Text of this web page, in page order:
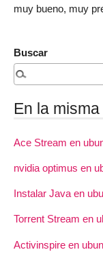
muy bueno, muy
Buscar
En la
Ace Stream en
nvidia optimus en
Instalar Java en
Torrent Stream en
Activinspire en